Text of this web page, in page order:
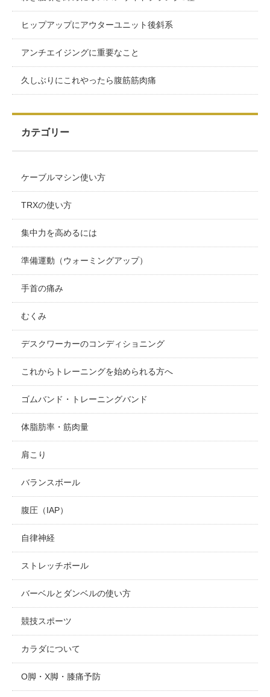
ヒップアップにアウターユニット後斜系
アンチエイジングに重要なこと
久しぶりにこれやったら腹筋筋肉痛
カテゴリー
ケーブルマシン使い方
TRXの使い方
集中力を高めるには
準備運動（ウォーミングアップ）
手首の痛み
むくみ
デスクワーカーのコンディショニング
これからトレーニングを始められる方へ
ゴムバンド・トレーニングバンド
体脂肪率・筋肉量
肩こり
バランスボール
腹圧（IAP）
自律神経
ストレッチポール
バーベルとダンベルの使い方
競技スポーツ
カラダについて
O脚・X脚・膝痛予防